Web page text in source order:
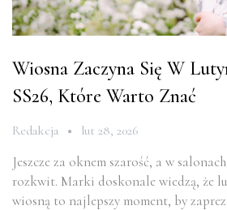
Wiosna Zaczyna Się W
SS26, Które Warto Znać
Redakcja lut 28, 2026
Jeszcze za oknem szarość, a w
rozkwit. Marki doskonale wiedzą, że
wiosną to najlepszy moment, by